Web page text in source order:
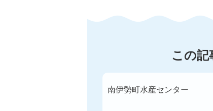
この記
南伊勢町水産センター